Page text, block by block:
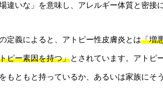
違いな」を意味し、アレルギー体質と密接
定義によると、アトピー性皮膚炎とは「増
ピー素因を持つ」とされています。アトピ
もともと持っているか、あるいは家族にそ